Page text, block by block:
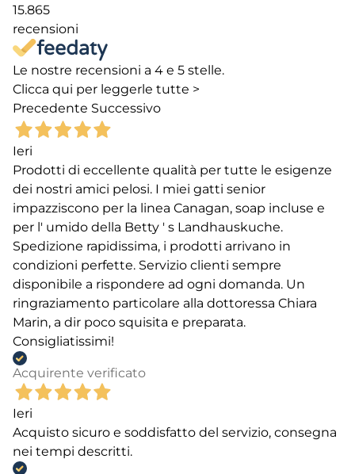
15.865
recensioni
Le nostre recensioni a 4 e 5 stelle.
Clicca qui per leggerle tutte >
Precedente Successivo
Ieri
Prodotti di eccellente qualità per tutte le esigenze
dei nostri amici pelosi. I miei gatti senior
impazziscono per la linea Canagan, soap incluse e
per l' umido della Betty ' s Landhauskuche.
Spedizione rapidissima, i prodotti arrivano in
condizioni perfette. Servizio clienti sempre
disponibile a rispondere ad ogni domanda. Un
ringraziamento particolare alla dottoressa Chiara
Marin, a dir poco squisita e preparata.
Consigliatissimi!
Acquirente verificato
Ieri
Acquisto sicuro e soddisfatto del servizio, consegna
nei tempi descritti.